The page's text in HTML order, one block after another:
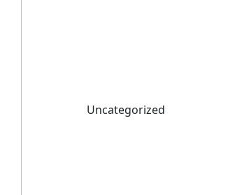
Uncategorized